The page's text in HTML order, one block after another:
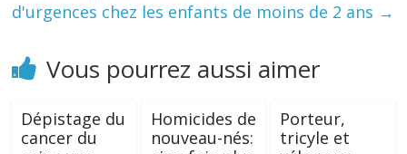
d'urgences chez les enfants de moins de 2 ans →
Vous pourrez aussi aimer
Dépistage du
cancer du
Homicides de
nouveau-nés:
Porteur,
tricyle et